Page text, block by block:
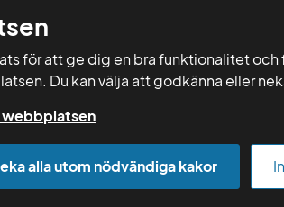
för att ge dig en bra funktionalitet
Du kan välja att godkänna eller
webbplatsen
alla utom nödvändiga kakor
Rådgivning Vera
i Greppa